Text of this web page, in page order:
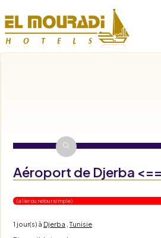
Aéroport de Djerba
( aller ou retour simple )
1 jour(s) à Djerba ,Tunisie